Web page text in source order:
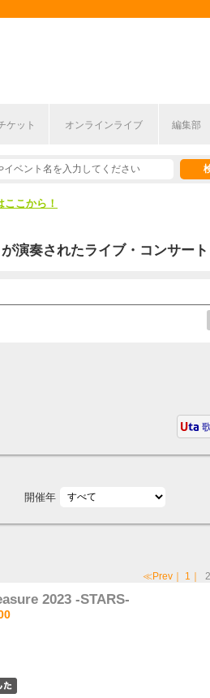
ケット オンラインライブ 編集部
上半期編発表！
ここから！
が演奏されたライブ・コンサート
開催年
≪Prev ｜ 1 ｜ 2
2023 -STARS-